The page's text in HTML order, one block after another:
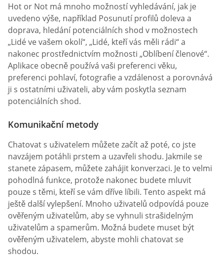
Hot or Not má mnoho možností vyhledávání, jak je
uvedeno výše, například Posunutí profilů doleva a
doprava, hledání potenciálních shod v možnostech
„Lidé ve vašem okolí“, „Lidé, kteří vás měli rádi“ a
nakonec prostřednictvím možnosti „Oblíbení členové“.
Aplikace obecně používá vaši preferenci věku,
preferenci pohlaví, fotografie a vzdálenost a porovnává
ji s ostatními uživateli, aby vám poskytla seznam
potenciálních shod.
Komunikační metody
Chatovat s uživatelem můžete začít až poté, co jste
navzájem potáhli prstem a uzavřeli shodu. Jakmile se
stanete zápasem, můžete zahájit konverzaci. Je to velmi
pohodlná funkce, protože nakonec budete mluvit
pouze s těmi, kteří se vám dříve líbili. Tento aspekt má
ještě další vylepšení. Mnoho uživatelů odpovídá pouze
ověřeným uživatelům, aby se vyhnuli strašidelným
uživatelům a spamerům. Možná budete muset být
ověřeným uživatelem, abyste mohli chatovat se
shodou.